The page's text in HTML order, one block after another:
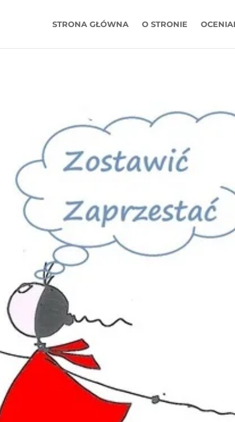
STRONA GŁÓWNA O STRONIE